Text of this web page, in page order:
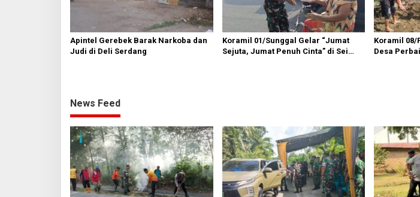
Apintel Gerebek Barak Narkoba dan
Judi di Deli Serdang
Koramil 01/Sunggal Gelar “Jumat
Sejuta, Jumat Penuh Cinta” di Sei
Koramil 08/
Desa
News Feed